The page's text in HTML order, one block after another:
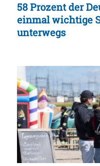
58 Prozent der
einmal wichtige
unterwegs